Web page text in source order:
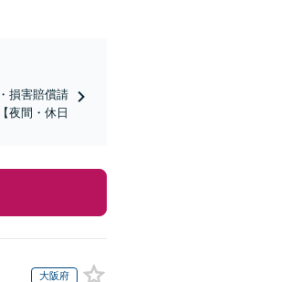
損害賠償請
夜間・休日
大阪府